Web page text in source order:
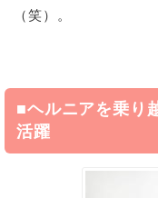
（笑）。
■ヘルニアを乗り
活躍